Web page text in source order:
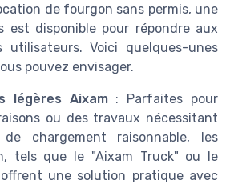
de fourgon sans permis, une
est disponible pour répondre aux
utilisateurs. Voici quelques-unes
pouvez envisager.
légères Aixam: Parfaites pour
ou des travaux nécessitant
chargement raisonnable, les
tels que le "Aixam Truck" ou le
offrent une solution pratique avec